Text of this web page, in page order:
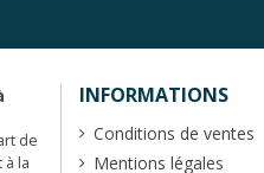
de
la
INFORMATIONS
Conditions de ventes
Mentions légales